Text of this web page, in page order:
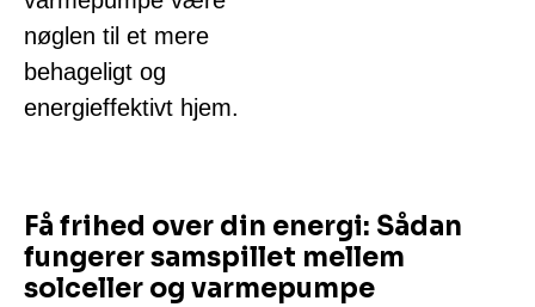
nøglen til et mere
behageligt og
energieffektivt hjem.
Få frihed over din energi: Sådan
fungerer samspillet mellem
solceller og varmepumpe